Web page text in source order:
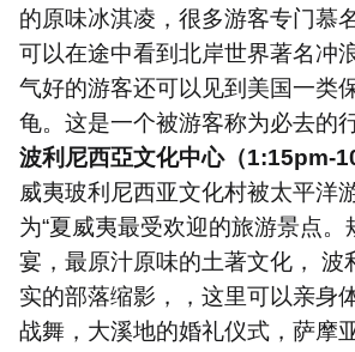
的原味冰淇凌，很多游客专门慕
可以在途中看到北岸世界著名冲
气好的游客还可以见到美国一类
龟。这是一个被游客称为必去的行
波利尼西亞文化中心（1:15pm-
威夷玻利尼西亚文化村被太平洋
为“夏威夷最受欢迎的旅游景点。
宴，最原汁原味的土著文化， 波
实的部落缩影，，这里可以亲身
战舞，大溪地的婚礼仪式，萨摩